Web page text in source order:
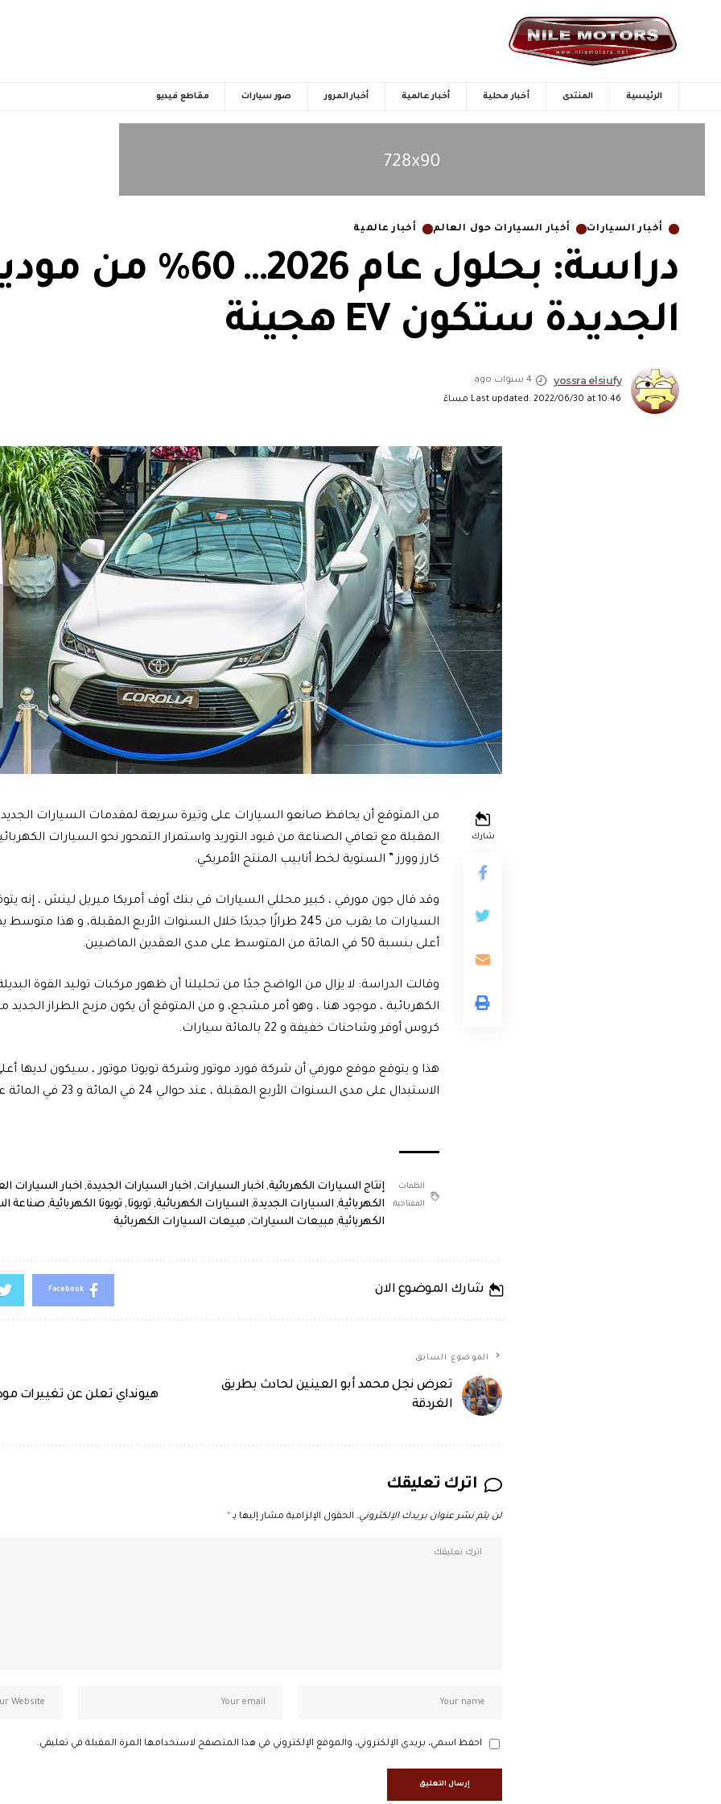
الرئيسية المنتدى أخبار محلية أخبار عالمية أخبار المرور صور سيارات مقاطع فيديو
أخبار السيارات أخبار السيارات حول العالم أخبار عالمية
دراسة: بحلول عام
الجديدة ستكون EV هجينة
Last updated: 2022/06/30 at 10:46 مساءً
yossra elsiufy 4 سنوات ago
شارك
من المتوقع أن يحافظ صانعو السيارات على وتيرة سريعة لمقدمات السيارات
المقبلة مع تعافي الصناعة من قيود التوريد واستمرار التمحور نحو السيارات
كارز وورز ” السنوية لخط أنابيب المنتج الأمريكي.
وقد قال جون مورفي ، كبير محللي السيارات في بنك أوف أمريكا ميريل لينش ، إنه
أعلى بنسبة 50 في المائة من المتوسط ​​على مدى العقدين الماضيين.
وقالت الدراسة: لا يزال من الواضح جدًا من تحليلنا أن ظهور مركبات توليد القوة
كروس أوفر وشاحنات خفيفة و 22 بالمائة سيارات.
هذا و يتوقع موقع مورفي أن شركة فورد موتور وشركة تويوتا موتور ، سيكون
الاستبدال على مدى السنوات الأربع المقبلة ، عند حوالي 24 في المائة و 23 في المائة على التوالي.
الكلمات
المفتاحية:
إنتاج السيارات الكهربائية, اخبار السيارات, اخبار السيارات الجديدة, اخبار السيارات
الكهربائية, السيارات الجديدة, السيارات الكهربائية, تويوتا, تويوتا الكهربائية, صناعة
الكهربائية, مبيعات السيارات, مبيعات السيارات الكهربائية
شارك الموضوع الان Facebook
الموضوع السابق
تعرض نجل محمد أبو العينين لحادث بطريق
الغردقة
هيونداي تعلن عن تغييرات
اترك تعليقك
لن يتم نشر عنوان بريدك الإلكتروني. الحقول الإلزامية مشار إليها بـ*
احفظ اسمي، بريدي الإلكتروني، والموقع الإلكتروني في هذا المتصفح لاستخدامها المرة المقبلة في تعليقي.